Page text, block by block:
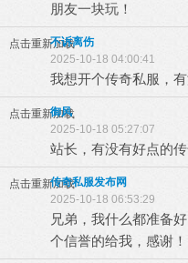
朋友一块玩！
点击重新加载
不诉离伤
2025-10-18 04:00:41
我想开个传奇私服，
点击重新加载
御风
2025-10-18 05:27:07
站长，有没有好点的
点击重新加载传奇私服发布网
2025-10-18 06:53:29
兄弟，我什么都准备
个信誉的给我，感谢！